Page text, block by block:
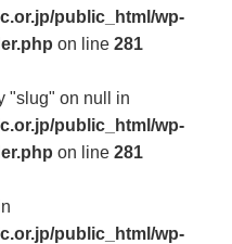
public_html/wp-
on line 281
"slug" on null in
public_html/wp-
on line 281
public_html/wp-